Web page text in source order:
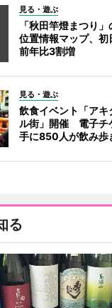
見る・遊ぶ
「秋田竿燈まつり
位置情報マップ、初
前年比3割増
見る・遊ぶ
飲食イベント「アキ
ル街」開催 電子チ
手に850人が飲み歩
る